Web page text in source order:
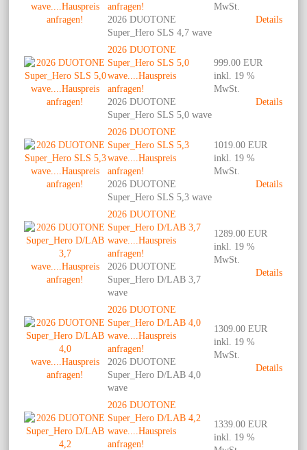
anfragen!
2026 DUOTONE
Super_Hero SLS 4,7 wave
MwSt.
Details
2026 DUOTONE
Super_Hero SLS 5,0
wave....Hauspreis
anfragen!
2026 DUOTONE
Super_Hero SLS 5,0 wave
999.00 EUR
inkl. 19 %
MwSt.
Details
2026 DUOTONE
Super_Hero SLS 5,3
wave....Hauspreis
anfragen!
2026 DUOTONE
Super_Hero SLS 5,3 wave
1019.00 EUR
inkl. 19 %
MwSt.
Details
2026 DUOTONE
Super_Hero D/LAB 3,7
wave....Hauspreis
anfragen!
2026 DUOTONE
Super_Hero D/LAB 3,7
wave
1289.00 EUR
inkl. 19 %
MwSt.
Details
2026 DUOTONE
Super_Hero D/LAB 4,0
wave....Hauspreis
anfragen!
2026 DUOTONE
Super_Hero D/LAB 4,0
wave
1309.00 EUR
inkl. 19 %
MwSt.
Details
2026 DUOTONE
Super_Hero D/LAB 4,2
wave....Hauspreis
anfragen!
1339.00 EUR
inkl. 19 %